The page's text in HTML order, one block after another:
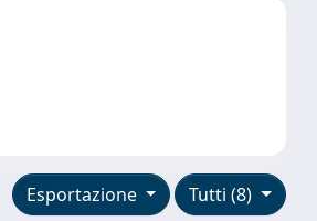
Tutti (8)
Esportazione